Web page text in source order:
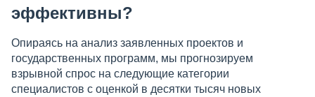
эффективны?
Опираясь на анализ заявленных проектов и
государственных программ, мы прогнозируем
взрывной спрос на следующие категории
специалистов с оценкой в десятки тысяч новых